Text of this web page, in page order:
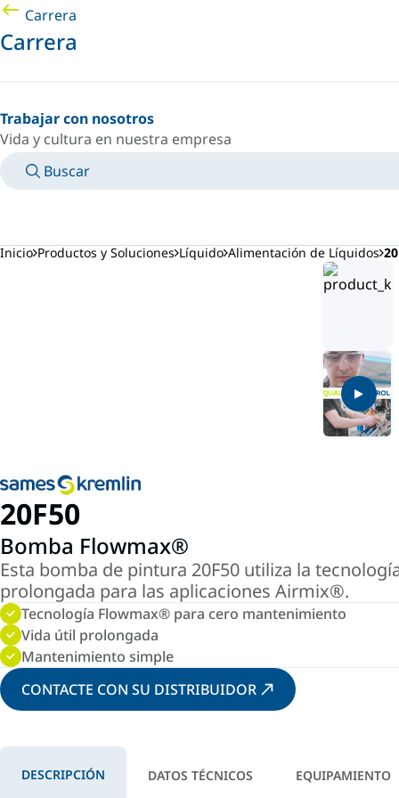
Carrera
Carrera
Trabajar con nosotros
Vida y cultura en nuestra empresa
Buscar
Inicio Productos y Soluciones Líquido Alimentación de Líquidos
20F50
Bomba Flowmax®
Esta bomba de pintura 20F50 utiliza la
prolongada para las aplicaciones Airmix®.
Tecnología Flowmax® para cero mantenimiento
Vida útil prolongada
Mantenimiento simple
CONTACTE CON SU DISTRIBUIDOR
DESCRIPCIÓN DATOS TÉCNICOS EQUIPAMIENTO